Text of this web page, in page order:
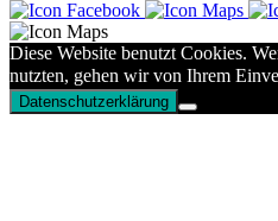
Diese Website benutzt Cookies.
nutzten, gehen wir von Ihrem
Datenschutzerklärung